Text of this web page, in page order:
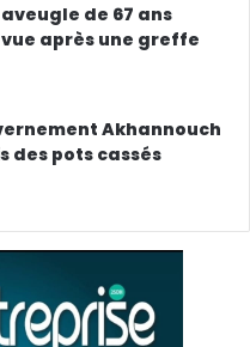
de 67 ans
après une greffe
Akhannouch
des pots cassés